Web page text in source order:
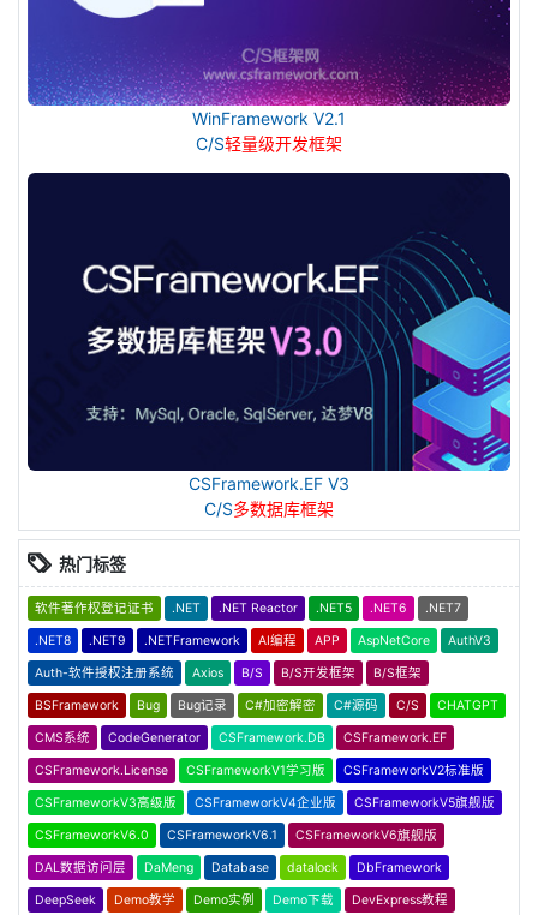
WinFramework V2.1
C/S轻量级开发框架
CSFramework.EF V3
C/S多数据库框架
热门标签
软件著作权登记证书 .NET .NET Reactor .NET5 .NET6 .NET7
.NET8 .NET9 .NETFramework AI编程 APP AspNetCore AuthV3
Auth-软件授权注册系统 Axios B/S B/S开发框架 B/S框架
BSFramework Bug Bug记录 C#加密解密 C#源码 C/S CHATGPT
CMS系统 CodeGenerator CSFramework.DB CSFramework.EF
CSFramework.License CSFrameworkV1学习版 CSFrameworkV2标准版
CSFrameworkV3高级版 CSFrameworkV4企业版 CSFrameworkV5旗舰版
CSFrameworkV6.0 CSFrameworkV6.1 CSFrameworkV6旗舰版
DAL数据访问层 DaMeng Database datalock DbFramework
DeepSeek Demo教学 Demo实例 Demo下载 DevExpress教程